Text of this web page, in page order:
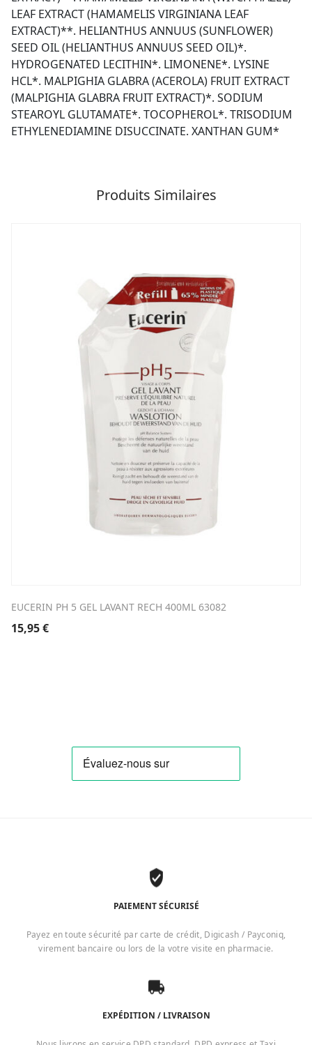
LEAF EXTRACT (HAMAMELIS VIRGINIANA LEAF
EXTRACT)**. HELIANTHUS ANNUUS (SUNFLOWER)
SEED OIL (HELIANTHUS ANNUUS SEED OIL)*.
HYDROGENATED LECITHIN*. LIMONENE*. LYSINE
HCL*. MALPIGHIA GLABRA (ACEROLA) FRUIT EXTRACT
(MALPIGHIA GLABRA FRUIT EXTRACT)*. SODIUM
STEAROYL GLUTAMATE*. TOCOPHEROL*. TRISODIUM
ETHYLENEDIAMINE DISUCCINATE. XANTHAN GUM*
Produits Similaires
EUCERIN PH 5 GEL LAVANT RECH 400ML 63082
15,95€
PAIEMENT SÉCURISÉ
Payez en toute sécurité par carte de crédit, Digicash / Payconiq,
virement bancaire ou lors de la votre visite en pharmacie.
EXPÉDITION / LIVRAISON